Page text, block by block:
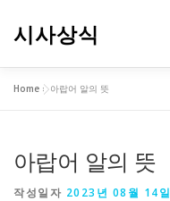
시사상식
Home »아랍어 알의 뜻
아랍어 알의 뜻
작성일자 2023년 08월 14일